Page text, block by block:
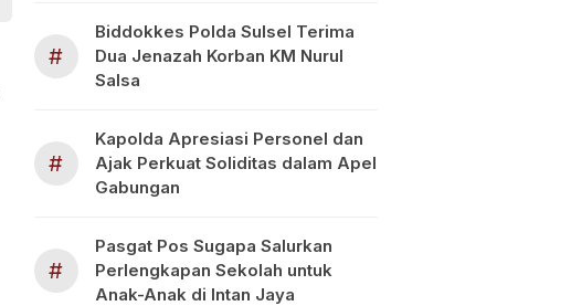
#
Biddokkes Polda Sulsel Terima
Dua Jenazah Korban KM Nurul
Salsa
#
Kapolda Apresiasi Personel dan
Ajak Perkuat Soliditas dalam Apel
Gabungan
#
Pasgat Pos Sugapa Salurkan
Perlengkapan Sekolah untuk
Anak-Anak di Intan Jaya